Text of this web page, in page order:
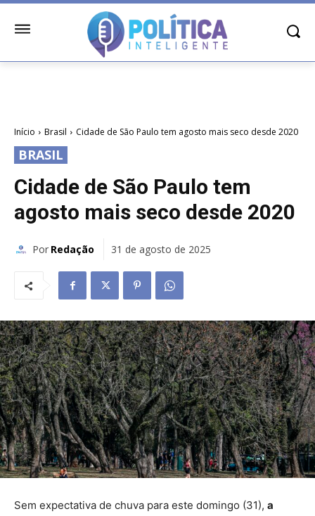
Início Brasil Cidade de São Paulo tem agosto mais seco desde 2020
BRASIL
Cidade de São Paulo tem
agosto mais seco desde 2020
Por Redação 31 de agosto de 2025
Sem expectativa de chuva para este domingo (31), a